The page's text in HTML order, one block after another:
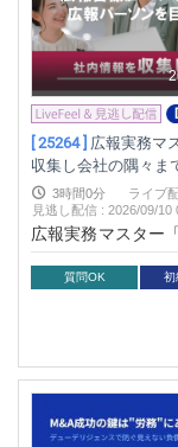
[ 25264 ] 広報実務マ
収集し会社の隅々ま
3時間0分 ライブ
見逃し配信 :2026/09/10
広報実務マスター
業経営に必須とさ
の手法とその具体
す。従来の社内報
員との多岐にわた
ぐに実践できるよ
て社内の情報を共
コミュニケーショ
す。この社内広報
を自覚し、その会
質問OK 初